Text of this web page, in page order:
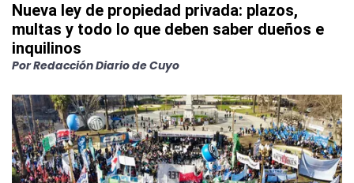
Nueva ley de propiedad privada: plazos,
multas y todo lo que deben saber dueños e
inquilinos
PorRedacción Diario de Cuyo